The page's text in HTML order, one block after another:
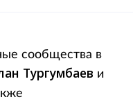
сообщества в
Тургумбаев и